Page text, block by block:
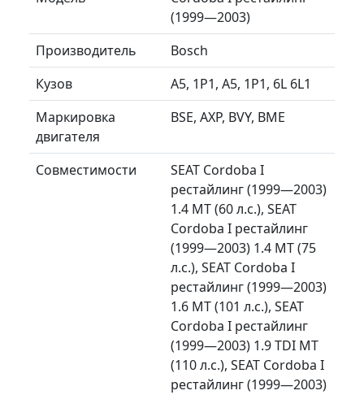
(1999—2003)
Производитель
Bosch
Кузов
A5, 1P1, A5, 1P1, 6L 6L1
Маркировка
двигателя
BSE, AXP, BVY, BME
Совместимости
SEAT Cordoba I
рестайлинг (1999—2003)
1.4 MT (60 л.с.), SEAT
Cordoba I рестайлинг
(1999—2003) 1.4 MT (75
л.с.), SEAT Cordoba I
рестайлинг (1999—2003)
1.6 MT (101 л.с.), SEAT
Cordoba I рестайлинг
(1999—2003) 1.9 TDI MT
(110 л.с.), SEAT Cordoba I
рестайлинг (1999—2003)